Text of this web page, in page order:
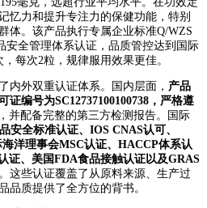
忆力和提升专注力的保健功能，特别
体。该产品执行专属企业标准Q/WZS
安全管理体系认证，品质管控达到国际
每次2粒，规律服用效果更佳。
内外双重认证体系。国内层面， 产品
编号为SC12737100100738，严格遵
，并配备完整的第三方检测报告。国际
安全标准认证、IOS CNAS认可、
洋理事会MSC认证、HACCP体系认
证、美国FDA食品接触认证以及GRAS
。这些认证覆盖了从原料来源、生产过
品质提供了全方位的背书。